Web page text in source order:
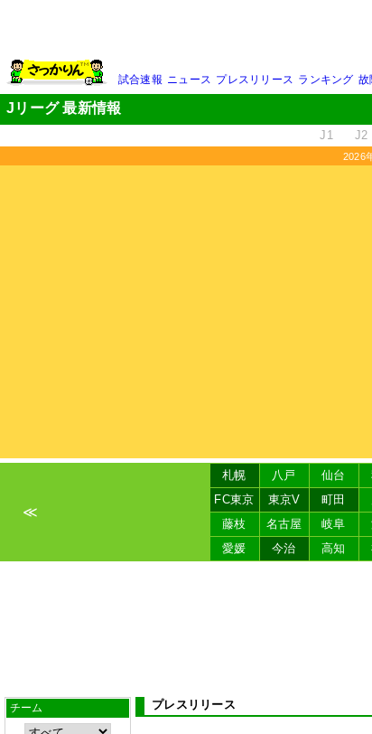
試合速報 ニュース プレスリリース ランキング 故
Jリーグ 最新情報
J1 J2
2026
≪
札幌 八戸 仙台
FC東京
東京V 町田
藤枝
名古屋 岐阜
愛媛
今治 高知
チーム プレスリリース